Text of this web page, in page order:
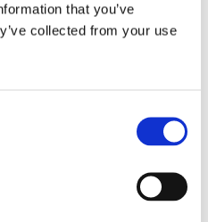
that you’ve
collected from your use
au panier